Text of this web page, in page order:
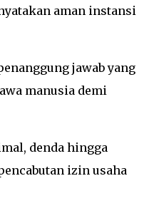
aman instansi
jawab yang
manusia demi
denda hingga
izin usaha